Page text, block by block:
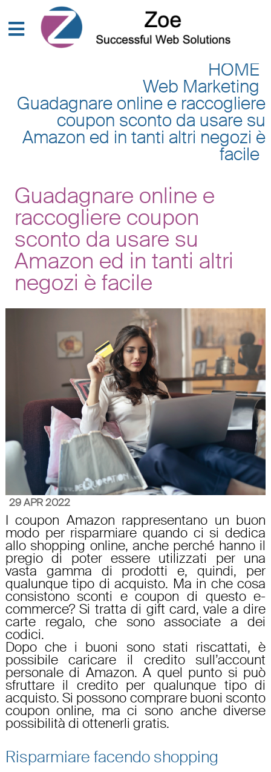
HOME
Web Marketing
Guadagnare online e raccogliere
coupon sconto da usare su
Amazon ed in tanti altri negozi è
facile
Guadagnare online e
raccogliere coupon
sconto da usare su
Amazon ed in tanti altri
negozi è facile
29 APR 2022
Icoupon Amazon rappresentano un buon
modo per risparmiare quando ci si dedica
allo shopping online, anche perché hanno il
pregio di poter essere utilizzati per una
vasta gamma di prodotti e, quindi, per
qualunque tipo di acquisto. Ma in che cosa
consistono sconti e coupon di questoe-
commerce? Si tratta di gift card, vale a dire
carte regalo, che sono associate a dei
codici.
Dopo che i buoni sono stati riscattati, è
possibilecaricare il credito sull’account
personale di Amazon. A quel punto si può
sfruttare il credito per qualunque tipo di
acquisto. Si possonocomprare buoni sconto
coupon online, ma ci sono anche diverse
possibilità di ottenerli gratis.
Risparmiare facendo shopping